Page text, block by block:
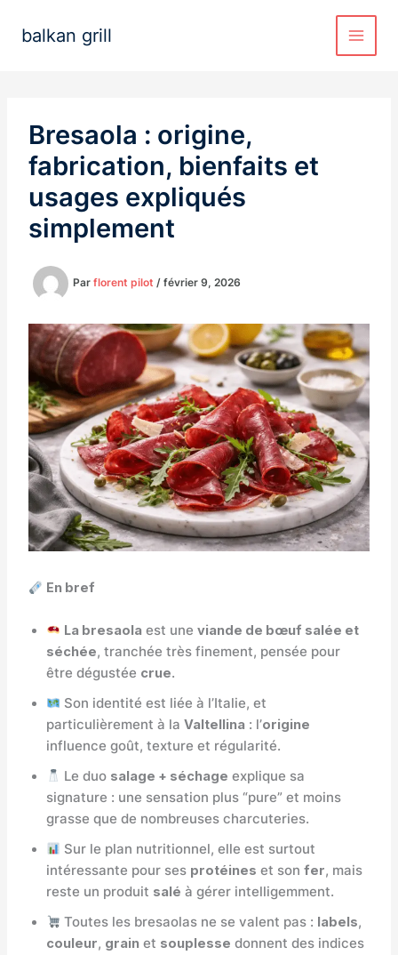
balkan grill
Bresaola : origine,
fabrication, bienfaits et
usages expliqués
simplement
Par florent pilot / février 9, 2026
En bref
La bresaola est uneviande de bœuf salée et
séchée, tranchée très finement, pensée pour
être dégustée crue.
Son identité est liée à l’Italie, et
particulièrement à la Valtellina : l’origine
influence goût, texture et régularité.
Le duo salage + séchage explique sa
signature : une sensation plus “pure” et moins
grasse que de nombreuses charcuteries.
Sur le plan nutritionnel, elle est surtout
intéressante pour ses protéines et son fer, mais
reste un produit salé à gérer intelligemment.
Toutes les bresaolas ne se valent pas : labels,
couleur, grain et souplesse donnent des indices